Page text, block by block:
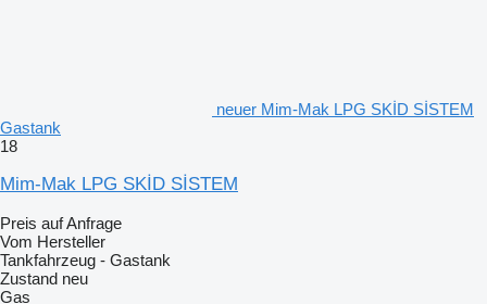
neuer Mim-Mak LPG SKİD SİSTEM
Gastank
18
Mim-Mak LPG SKİD SİSTEM
Preis auf Anfrage
Vom Hersteller
Tankfahrzeug - Gastank
Zustand neu
Gas